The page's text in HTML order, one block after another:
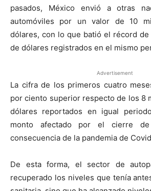
pasados, México envió a otras
automóviles por un valor de 10
dólares, con lo que batió el récord
de dólares registrados en el mismo
Advertisement
La cifra de los primeros cuatro
por ciento superior respecto de los 8
dólares reportados en igual
monto afectado por el cierre de
consecuencia de la pandemia de
De esta forma, el sector de
recuperado los niveles que tenía